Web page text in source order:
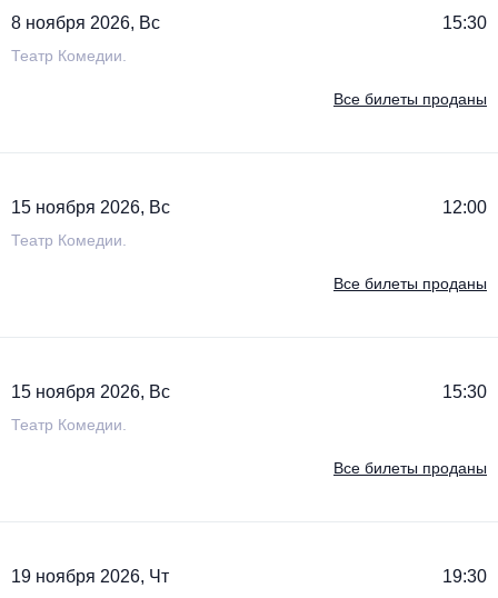
8 ноября 2026, Вс 15:30
Театр Комедии.
Все билеты проданы
15 ноября 2026, Вс 12:00
Театр Комедии.
Все билеты проданы
15 ноября 2026, Вс 15:30
Театр Комедии.
Все билеты проданы
19 ноября 2026, Чт 19:30